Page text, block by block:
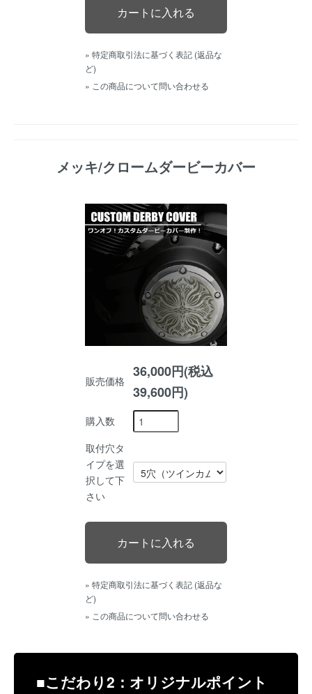
» 特定商取引法に基づく表記 (返品な
ど)
» この商品について問い合わせる
メッキ/クロームダービーカバー
販売価格
36,000円(税込
39,600円)
購入数
取付穴タ
イプを選
択して下
さい
» 特定商取引法に基づく表記 (返品な
ど)
» この商品について問い合わせる
■こだわり2：オリジナルポイント